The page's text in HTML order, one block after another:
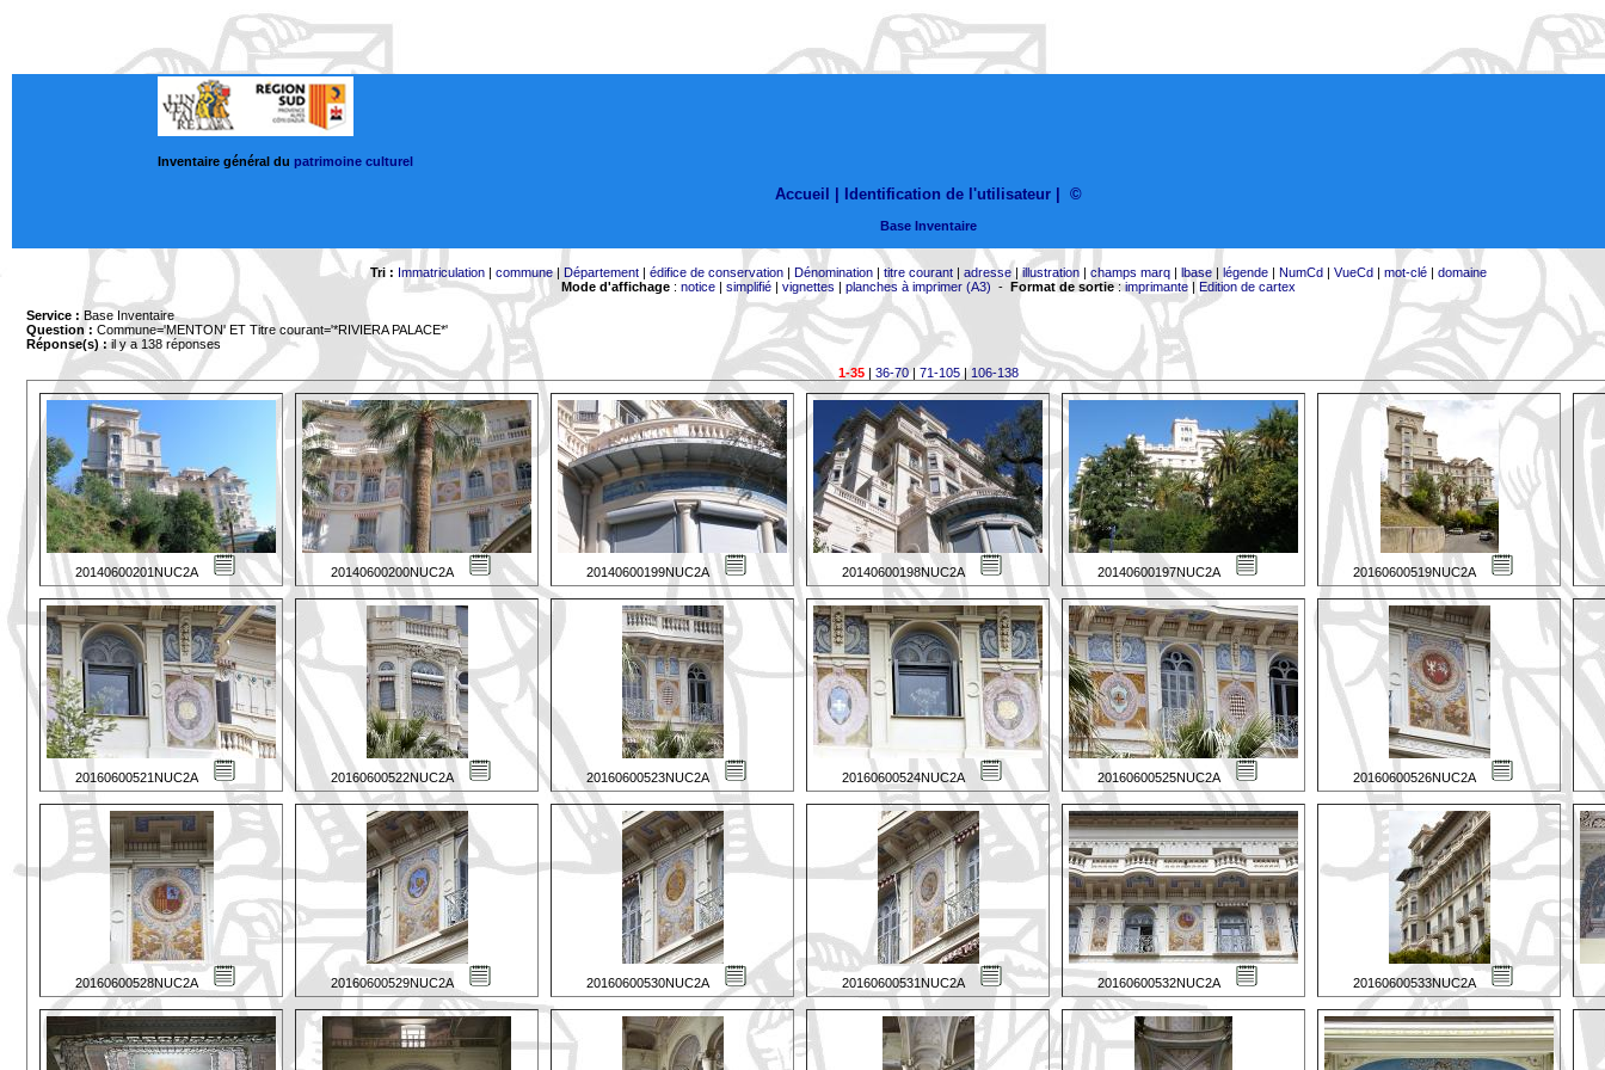
Inventaire général du patrimoine culturel
Accueil | Identification de l'utilisateur ©
Base Inventaire
Tri : Immatriculation| commune| Département| édifice de conservation| Dénomination| titre courant| adresse|illustration| champs marq| lbase| légende| NumCd| VueCd| mot-clé| domaine
Mode d'affichage: notice| simplifié| vignettes | planches à imprimer (A3) - Format de sortie:imprimante| Edition de cartex
Service : Base Inventaire
Question : Commune='MENTON' ET Titre courant='*RIVIERA PALACE*'
Réponse(s) :il y a 138 réponses
1-35| 36-70| 71-105|106-138
20140600201NUC2A 20140600200NUC2A 20140600199NUC2A 20140600198NUC2A 20140600197NUC2A 20160600519NUC2A
20160600521NUC2A 20160600522NUC2A 20160600523NUC2A 20160600524NUC2A 20160600525NUC2A 20160600526NUC2A
20160600528NUC2A 20160600529NUC2A 20160600530NUC2A 20160600531NUC2A 20160600532NUC2A 20160600533NUC2A